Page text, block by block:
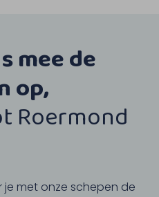
mee de
op,
Roermond
met onze schepen de